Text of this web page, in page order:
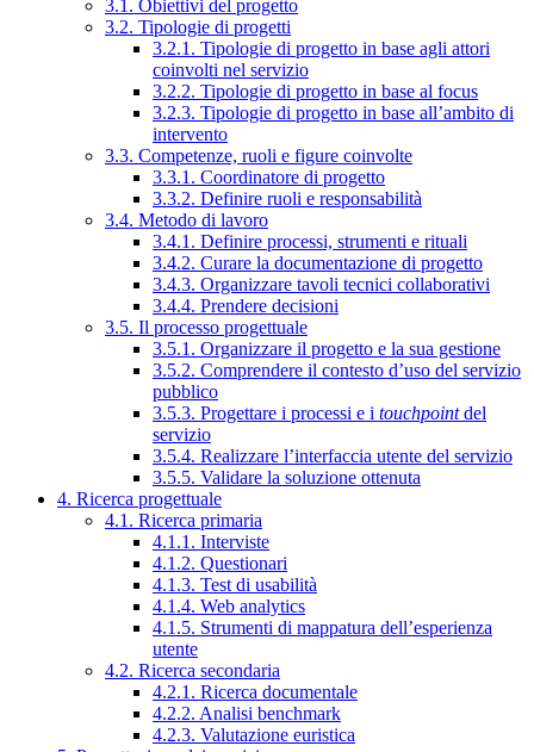
3.1. Obiettivi del progetto
3.2. Tipologie di progetti
3.2.1. Tipologie di progetto in base agli attori
coinvolti nel servizio
3.2.2. Tipologie di progetto in base al focus
3.2.3. Tipologie di progetto in base all’ambito di
intervento
3.3. Competenze, ruoli e figure coinvolte
3.3.1. Coordinatore di progetto
3.3.2. Definire ruoli e responsabilità
3.4. Metodo di lavoro
3.4.1. Definire processi, strumenti e rituali
3.4.2. Curare la documentazione di progetto
3.4.3. Organizzare tavoli tecnici collaborativi
3.4.4. Prendere decisioni
3.5. Il processo progettuale
3.5.1. Organizzare il progetto e la sua gestione
3.5.2. Comprendere il contesto d’uso del servizio
pubblico
3.5.3. Progettare i processi e i touchpointdel
servizio
3.5.4. Realizzare l’interfaccia utente del servizio
3.5.5. Validare la soluzione ottenuta
4. Ricerca progettuale
4.1. Ricerca primaria
4.1.1. Interviste
4.1.2. Questionari
4.1.3. Test di usabilità
4.1.4. Web analytics
4.1.5. Strumenti di mappatura dell’esperienza
utente
4.2. Ricerca secondaria
4.2.1. Ricerca documentale
4.2.2. Analisi benchmark
4.2.3. Valutazione euristica